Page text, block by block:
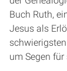
Buch Ruth,
Jesus als
um Segen